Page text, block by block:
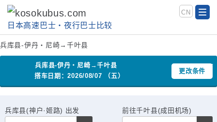
日本高速巴士‧夜行巴士比较
CN
兵库县-伊丹・尼崎→千叶县
兵库县-伊丹・尼崎→千叶县
搭车日期：2026/08/07 （五）
更改条件
兵库县(神户·姬路) 出发 前往千叶县(成田机场)